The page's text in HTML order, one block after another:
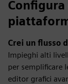
Crei un flusso
Impieghi alti
per semplificare
editor grafici